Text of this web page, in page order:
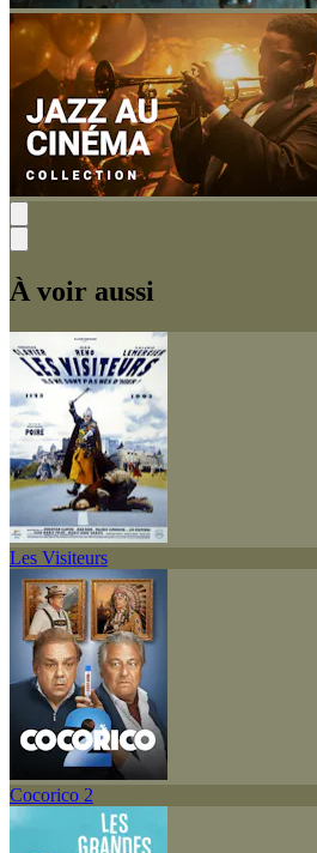
À voir aussi
Les Visiteurs
Cocorico 2